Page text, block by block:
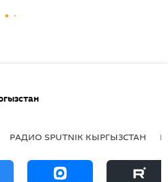
РАДИО SPUTNIK КЫРГЫЗСТАН